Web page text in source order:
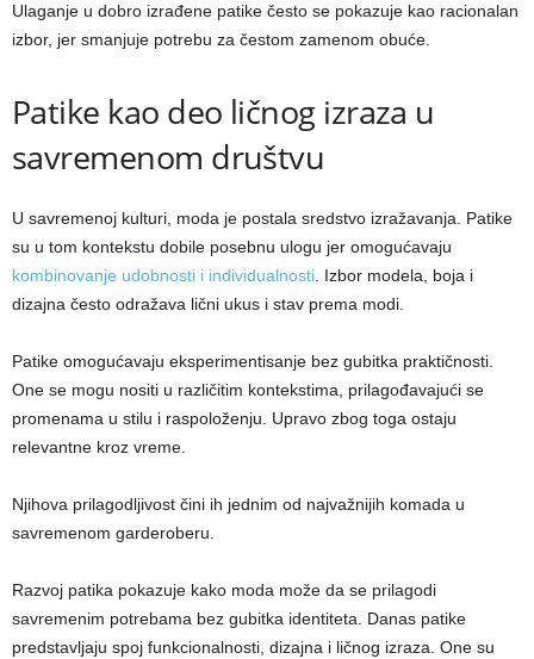
Ulaganje u dobro izrađene patike često se pokazuje kao racionalan
izbor, jer smanjuje potrebu za čestom zamenom obuće.
Patike kao deo ličnog izraza u
savremenom društvu
U savremenoj kulturi, moda je postala sredstvo izražavanja. Patike
su u tom kontekstu dobile posebnu ulogu jer omogućavaju
kombinovanje udobnosti i individualnosti. Izbor modela, boja i
dizajna često odražava lični ukus i stav prema modi.
Patike omogućavaju eksperimentisanje bez gubitka praktičnosti.
One se mogu nositi u različitim kontekstima, prilagođavajući se
promenama u stilu i raspoloženju. Upravo zbog toga ostaju
relevantne kroz vreme.
Njihova prilagodljivost čini ih jednim od najvažnijih komada u
savremenom garderoberu.
Razvoj patika pokazuje kako moda može da se prilagodi
savremenim potrebama bez gubitka identiteta. Danas patike
predstavljaju spoj funkcionalnosti, dizajna i ličnog izraza. One su